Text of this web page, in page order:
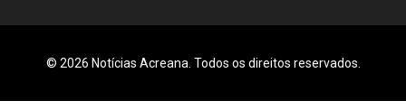
© 2026 Notícias Acreana. Todos os direitos reservados.